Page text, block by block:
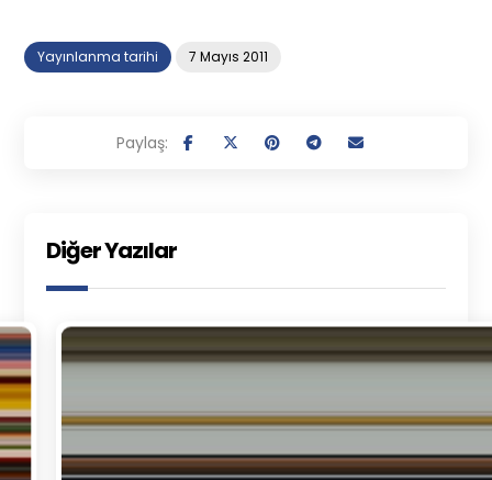
Yayınlanma tarihi 7 Mayıs 2011
Diğer Yazılar